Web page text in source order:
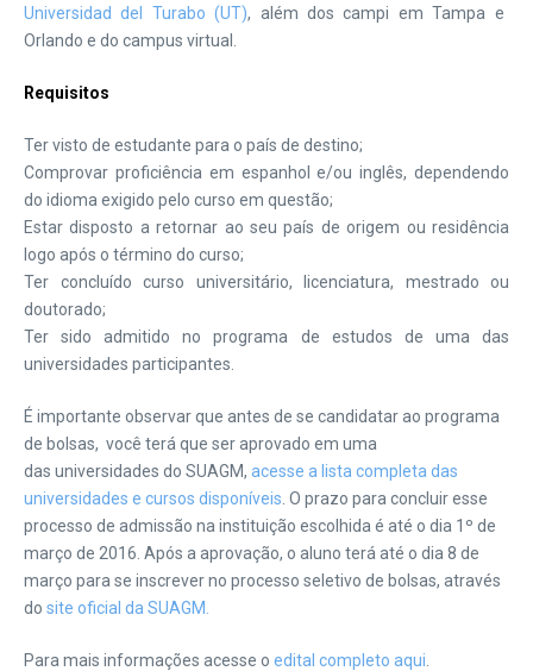
Universidad del Turabo (UT), além dos campi em Tampa e
Orlando e do campus virtual.
Requisitos
Ter visto de estudante para o país de destino;
Comprovar proficiência em espanhol e/ou inglês, dependendo
do idioma exigido pelo curso em questão;
Estar disposto a retornar ao seu país de origem ou residência
logo após o término do curso;
Ter concluído curso universitário, licenciatura, mestrado ou
doutorado;
Ter sido admitido no programa de estudos de uma das
universidades participantes.
É importante observar que antes de se candidatar ao programa
de bolsas, você terá que ser aprovado em uma
das universidades do SUAGM, acesse a lista completa das
universidades e cursos disponíveis . O prazo para concluir esse
processo de admissão na instituição escolhida é até o dia 1º de
março de 2016. Após a aprovação, o aluno terá até o dia 8 de
março para se inscrever no processo seletivo de bolsas, através
do site oficial da SUAGM.
Para mais informações acesse o edital completo aqui